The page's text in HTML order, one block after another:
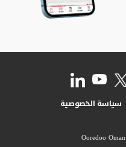
سياسة الخصوصية
Ooredoo